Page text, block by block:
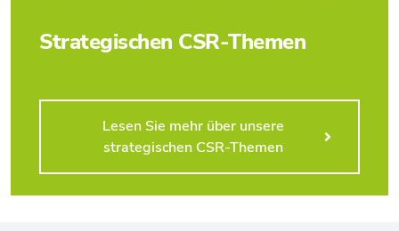
Strategischen CSR-Themen
Lesen Sie mehr über unsere
strategischen CSR-Themen